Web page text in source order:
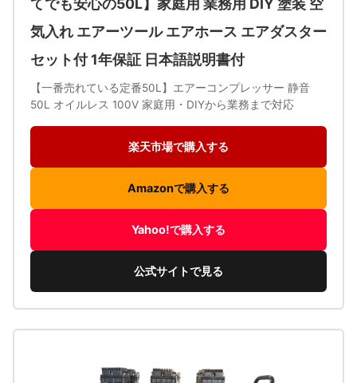
てでも安心の50L】家庭用 業務用 DIY 塗装 空
気入れ エアーツール エアホース エアダスター
セット付 1年保証 日本語説明書付
【一番売れている定番50L】エアーコンプレッサー 静音
50L オイルレス 100V 家庭用・DIYから業務まで対応
楽天市場で購入する
Amazonで購入する
Yahoo!で購入する
公式サイトで見る